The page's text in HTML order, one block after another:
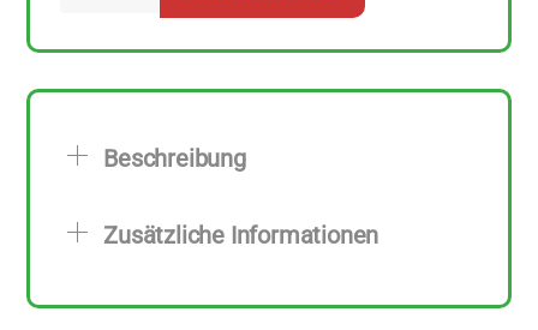
Honig
200
Menge
Beschreibung
Zusätzliche Informationen